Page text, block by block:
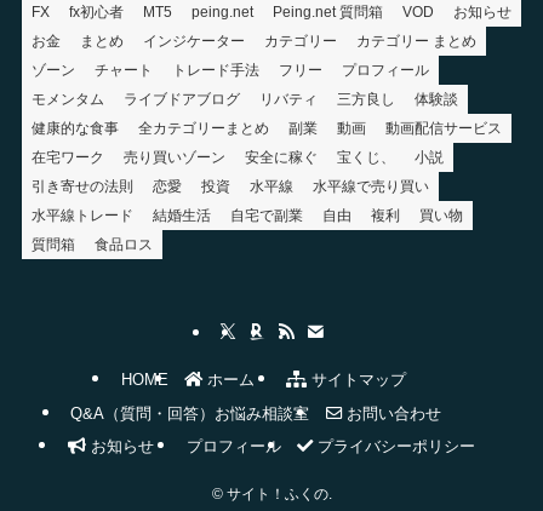
FX fx初心者 MT5 peing.net Peing.net 質問箱 VOD
お知らせ
お金
まとめ インジケーター カテゴリー
カテゴリー まとめ
ゾーン
チャート トレード手法 フリー
プロフィール
モメンタム
ライブドアブログ リバティ 三方良し
体験談
健康的な食事
全カテゴリーまとめ 副業 動画
動画配信サービス
在宅ワーク
売り買いゾーン 安全に稼ぐ 宝くじ、
小説
引き寄せの法則
恋愛 投資 水平線
水平線で売り買い
水平線トレード
結婚生活 自宅で副業 自由 複利
買い物
質問箱
食品ロス
HOME ホーム
サイトマップ
Q&A（質問・回答）お悩み相談室
お問い合わせ
お知らせ
プロフィール プライバシーポリシー
©サイト！ふくの.